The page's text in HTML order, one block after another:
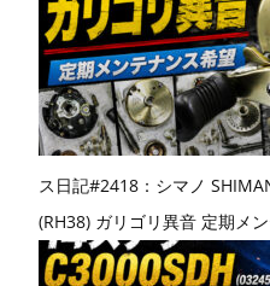
ス日記#2418：シマノ
(RH38) ガリゴリ異音 定期メ